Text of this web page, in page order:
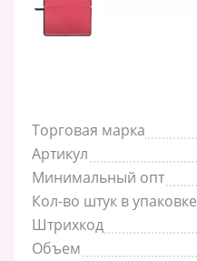
Торговая марка
Артикул
Минимальный опт
Кол-во штук в упаковке
Штрихкод
Объем